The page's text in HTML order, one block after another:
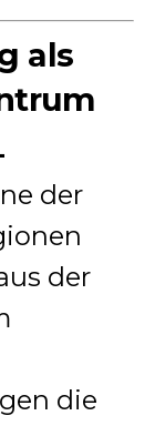
als
der
der
die